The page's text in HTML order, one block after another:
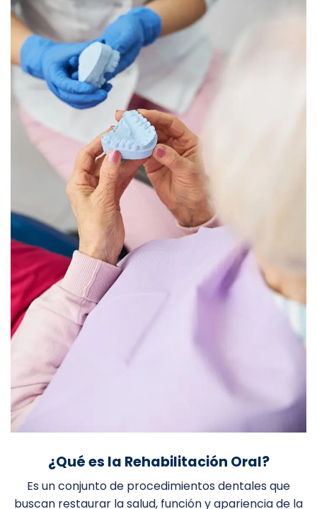
¿Qué es la Rehabilitación Oral?
Es un conjunto de procedimientos dentales que
buscan restaurar la salud, función y apariencia de la